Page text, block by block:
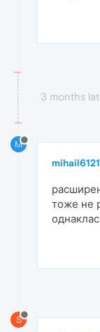
3 months
M
тоже не
S